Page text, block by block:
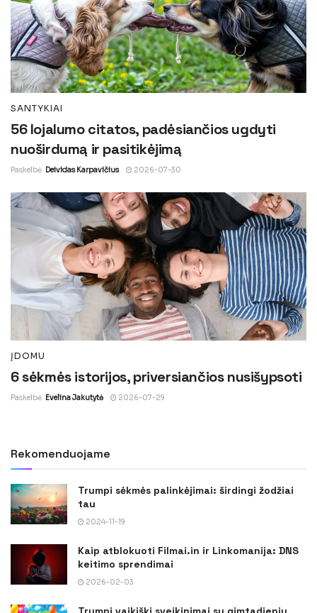
SANTYKIAI
56 lojalumo citatos, padėsiančios ugdyti
nuoširdumą ir pasitikėjimą
Paskelbė Deividas Karpavičius 2026-07-30
ĮDOMU
6 sėkmės istorijos, priversiančios nusišypsoti
Paskelbė Evelina Jakutytė 2026-07-29
Rekomenduojame
Trumpi sėkmės palinkėjimai: širdingi žodžiai
tau
2024-11-19
Kaip atblokuoti Filmai.in ir Linkomanija: DNS
keitimo sprendimai
2026-02-03